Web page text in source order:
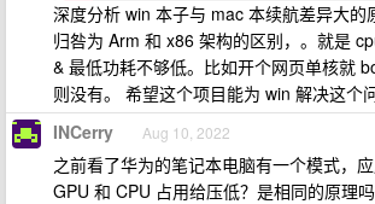
深度分析 win 本子与 mac 本续航差异大的
归咎为 Arm 和 x86 架构的区别，。就是
& 最低功耗不够低。比如开个网页单核就
则没有。 希望这个项目能为 win 解决这个
INCerry Aug 10, 2022
之前看了华为的笔记本电脑有一个模式，
GPU 和 CPU 占用给压低？是相同的原理吗